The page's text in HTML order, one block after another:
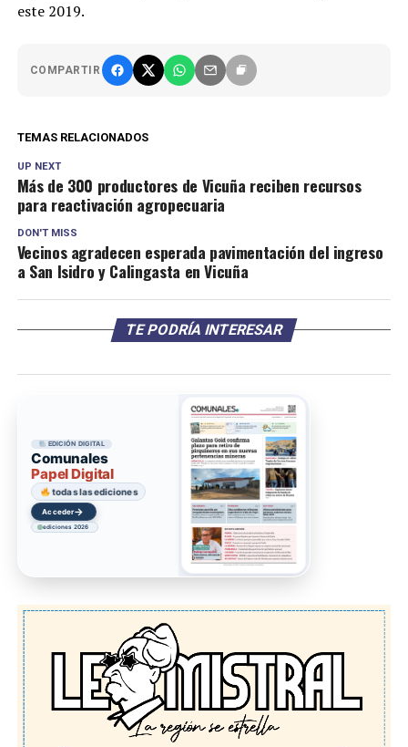
este 2019.
COMPARTIR
TEMAS RELACIONADOS
UP NEXT
Más de 300 productores de Vicuña reciben recursos
para reactivación agropecuaria
DON'T MISS
Vecinos agradecen esperada pavimentación del ingreso
a San Isidro y Calingasta en Vicuña
TE PODRÍA INTERESAR
EDICIÓN DIGITAL
Comunales
Papel Digital
todas las ediciones
Acceder→
ediciones 2026